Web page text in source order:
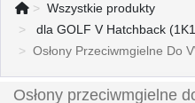
Wszystkie produkty
dla GOLF V Hatchback
Osłony Przeciwmgielne Do
Osłony przeciwmgielne